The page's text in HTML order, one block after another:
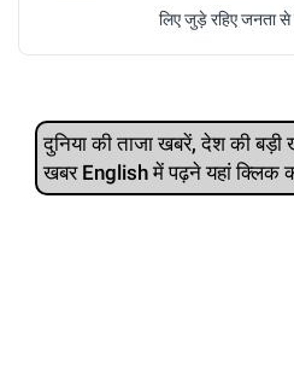
लिए जुड़े रहिए जनता से
दुनिया की ताजा खबरें, देश की बड़ी
खबर English में पढ़ने यहां